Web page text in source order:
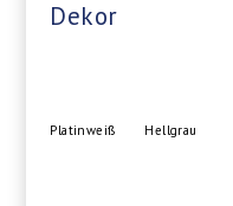
Dekor
Platinweiß Hellgrau